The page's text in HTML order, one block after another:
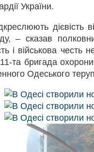
України.
дієвість
– сказав
і військова
та бригада
Одеського